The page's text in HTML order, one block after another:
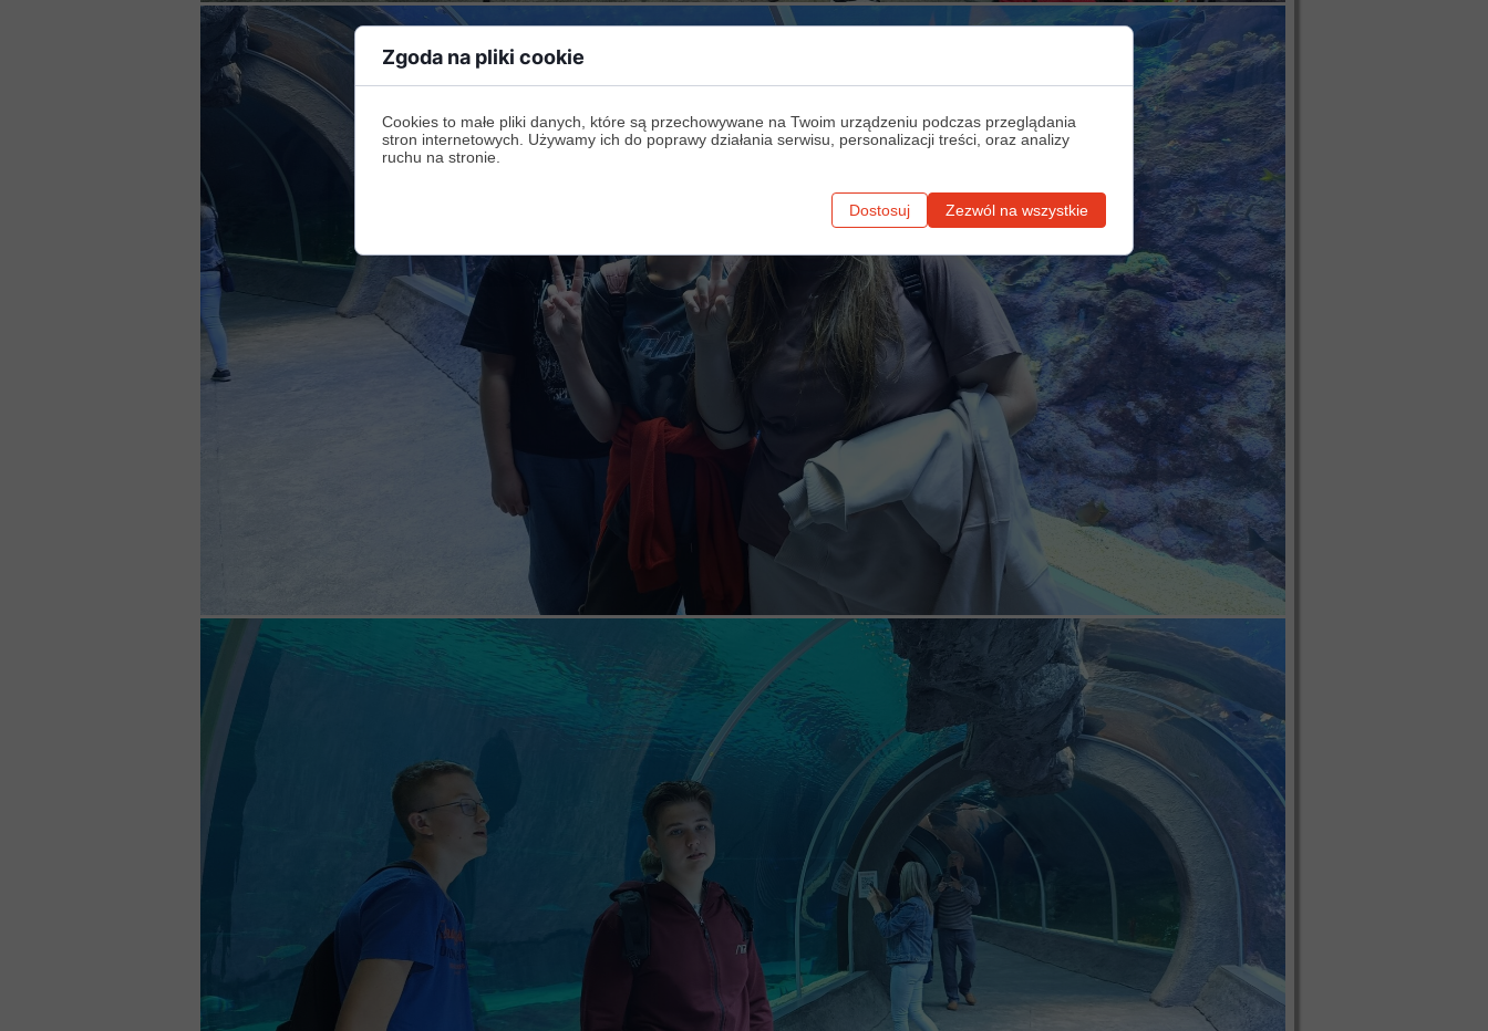
Zgoda na pliki cookie
Cookies to małe pliki danych, które są przechowywane na Twoim urządzeniu podczas przeglądania
stron internetowych. Używamy ich do poprawy działania serwisu, personalizacji treści, oraz analizy
ruchu na stronie.
Dostosuj Zezwól na wszystkie